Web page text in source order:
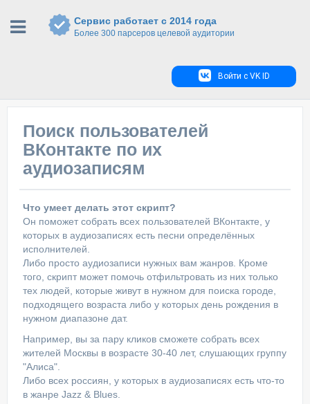
Сервис работает с 2014 года
Более 300 парсеров целевой аудитории
Войти с VK ID
Поиск пользователей
ВКонтакте по их
аудиозаписям
Что умеет делать этот скрипт?
Он поможет собрать всех пользователей ВКонтакте, у
которых в аудиозаписях есть песни определённых
исполнителей.
Либо просто аудиозаписи нужных вам жанров. Кроме
того, скрипт может помочь отфильтровать из них только
тех людей, которые живут в нужном для поиска городе,
подходящего возраста либо у которых день рождения в
нужном диапазоне дат.
Например, вы за пару кликов сможете собрать всех
жителей Москвы в возрасте 30-40 лет, слушающих группу
"Алиса".
Либо всех россиян, у которых в аудиозаписях есть что-то
в жанре Jazz & Blues.